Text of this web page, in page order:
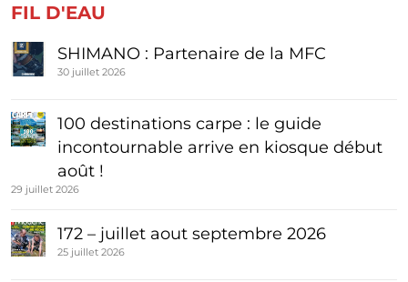
FIL D'EAU
SHIMANO : Partenaire de la MFC
30 juillet 2026
100 destinations carpe : le guide
incontournable arrive en kiosque début
août !
29 juillet 2026
172 – juillet aout septembre 2026
25 juillet 2026